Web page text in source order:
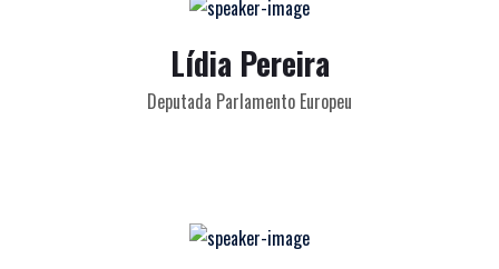
Lídia Pereira
Deputada Parlamento Europeu